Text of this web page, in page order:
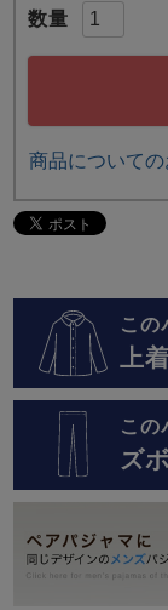
商品について
この
上
この
ズ